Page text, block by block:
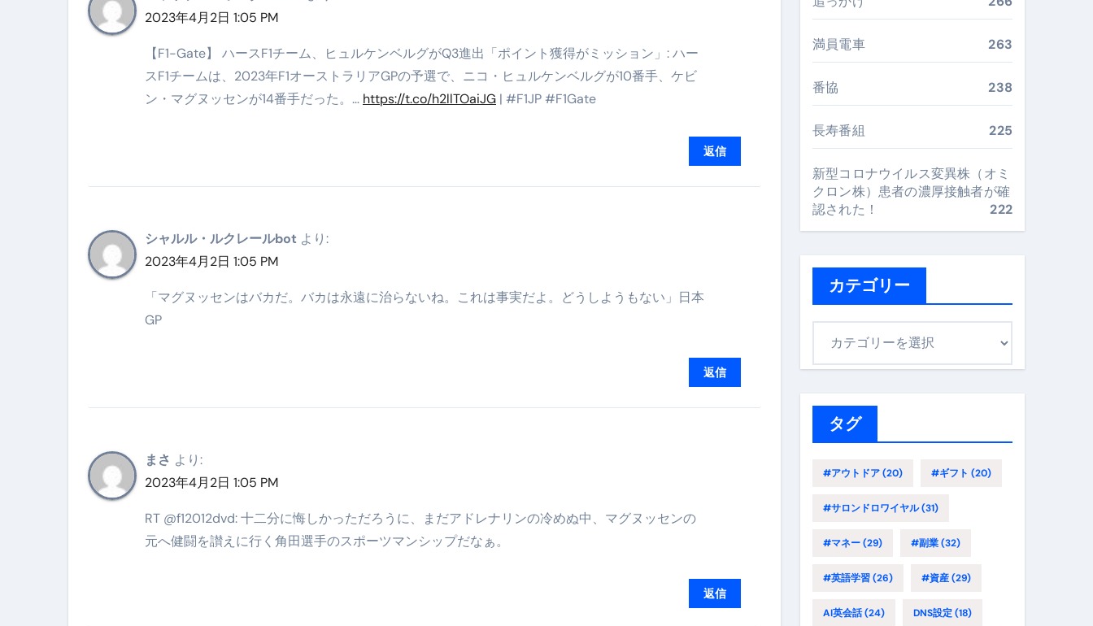
【2026年最新保存版】エアトリ超新春セール＆セット割完全攻略ガイド｜海外・国内旅行を最安値で実現する究極の旅術
コロナウイルス完全解説ガイド ― 正しく知ることが、最大の感染対策になる ―
「3秒で整う、新しい栄養補給」 飲むミスト（IN MIST）とは何か──「飲む」という行為を再定義する新しいサプリ体験
クリスマスの魔法で、心と未来を彩る方法――「ただのイベント」を一生の思い出に変える完全ガイドブック
【最新】手袋の選び方 完全ガイド｜スマホ対応・防寒・撥水・作業用（ニトリル/ビニール）まで目的別に失敗しない
電気カミソリ完全ガイド｜深剃り・肌へのやさしさ・防水・充電方式まで失敗しない選び方
補聴器の選び方 完全ガイド｜集音器との違い・タイプ別比較・価格の考え方・失敗しないチェックリスト（高齢者にも）
失敗しない「爪切り」完全ガイド：高級クリッパー・ニッパー・電動まで、硬い爪／巻き爪／飛び散り対策の選び方
失敗しない「カニ」完全ガイド：ズワイ・タラバ・ポーション・カット済みの選び方と、年末年始に“満足度MAX”で食べるコツ
2023年4月2日 1:05 PM
【F1-Gate】 ハースF1チーム、ヒュルケンベルグがQ3進出「ポイント獲得がミッション」: ハー
スF1チームは、2023年F1オーストラリアGPの予選で、ニコ・ヒュルケンベルグが10番手、ケビ
ン・マグヌッセンが14番手だった。… https://t.co/h2llTOaiJG | #F1JP #F1Gate
返信
シャルル・ルクレールbot より:
2023年4月2日 1:05 PM
「マグヌッセンはバカだ。バカは永遠に治らないね。これは事実だよ。どうしようもない」日本
GP
返信
まさ より:
2023年4月2日 1:05 PM
RT @f12012dvd: 十二分に悔しかっただろうに、まだアドレナリンの冷めぬ中、マグヌッセンの
元へ健闘を讃えに行く角田選手のスポーツマンシップだなぁ。
返信
満員電車 263
番協 238
長寿番組 225
新型コロナウイルス変異株（オミ
クロン株）患者の濃厚接触者が確
認された！
222
カテゴリー
タグ
#アウトドア(20) #ギフト (20)
#サロンドロワイヤル(31)
#マネー(29) #副業(32)
#英語学習(26) #資産(29)
AI英会話(24) DNS設定(18)